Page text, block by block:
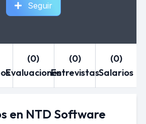
Seguir
(0)
Evaluaciones
(0)
Entrevistas
(0)
Salarios
en NTD Software